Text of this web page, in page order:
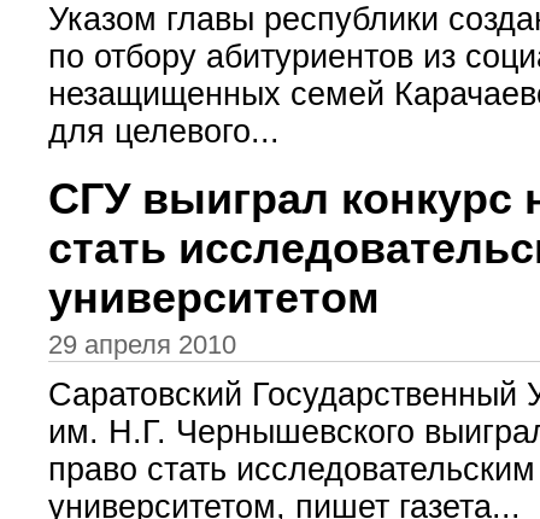
Указом главы республики
по отбору абитуриентов из
незащищенных семей
для целевого...
СГУ выиграл конкурс
стать
университетом
29 апреля 2010
Саратовский Государственный
им. Н.Г. Чернышевского
право стать исследовательским
университетом, пишет газета...